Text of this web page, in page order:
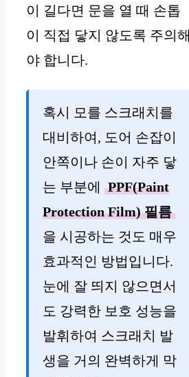
이 길다면 문을 열 때 손톱
이 직접 닿지 않도록 주의해
야 합니다.
혹시 모를 스크래치를
대비하여, 도어 손잡이
안쪽이나 손이 자주 닿
는 부분에
PPF(Paint
Protection Film) 필름
을 시공하는 것도 매우
효과적인 방법입니다.
눈에 잘 띄지 않으면서
도 강력한 보호 성능을
발휘하여 스크래치 발
생을 거의 완벽하게 막